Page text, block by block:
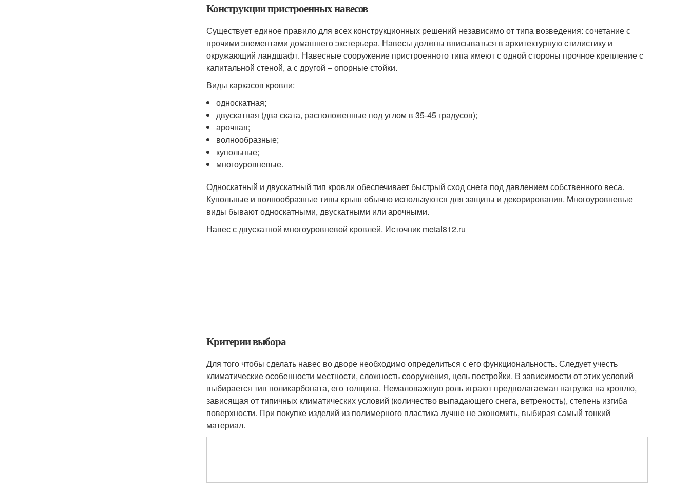
Конструкции пристроенных навесов
Существует единое правило для всех конструкционных решений независимо от типа возведения: сочетание с
прочими элементами домашнего экстерьера. Навесы должны вписываться в архитектурную стилистику и
окружающий ландшафт. Навесные сооружение пристроенного типа имеют с одной стороны прочное крепление с
капитальной стеной, а с другой – опорные стойки.
Виды каркасов кровли:
односкатная;
двускатная (два ската, расположенные под углом в 35-45 градусов);
арочная;
волнообразные;
купольные;
многоуровневые.
Односкатный и двускатный тип кровли обеспечивает быстрый сход снега под давлением собственного веса.
Купольные и волнообразные типы крыш обычно используются для защиты и декорирования. Многоуровневые
виды бывают односкатными, двускатными или арочными.
Навес с двускатной многоуровневой кровлей. Источник metal812.ru
Критерии выбора
Для того чтобы сделать навес во дворе необходимо определиться с его функциональность. Следует учесть
климатические особенности местности, сложность сооружения, цель постройки. В зависимости от этих условий
выбирается тип поликарбоната, его толщина. Немаловажную роль играют предполагаемая нагрузка на кровлю,
зависящая от типичных климатических условий (количество выпадающего снега, ветреность), степень изгиба
поверхности. При покупке изделий из полимерного пластика лучше не экономить, выбирая самый тонкий
материал.